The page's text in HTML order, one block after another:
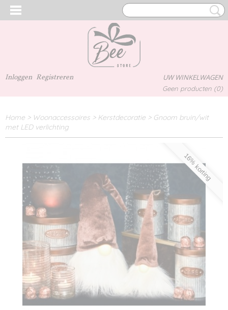
Inloggen Registreren UW WINKELWAGEN
Geen producten (0)
Home > Woonaccessoires > Kerstdecoratie > Gnoom bruin/wit
met LED verlichting
16% korting